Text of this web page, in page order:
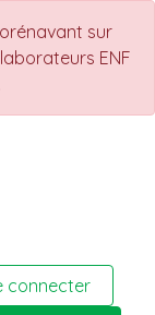
sur
ENF
connecter